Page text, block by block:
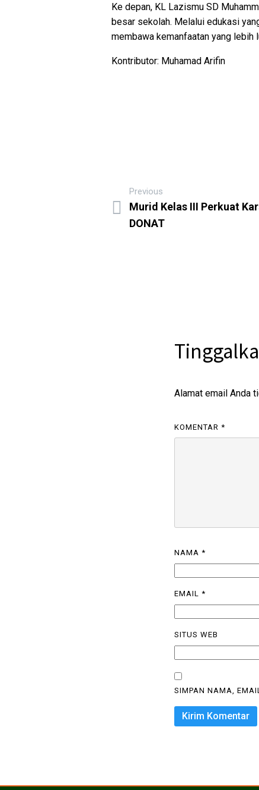
Ke depan, KL Lazismu SD
besar sekolah. Melalui edukasi
membawa kemanfaatan yang lebih
Kontributor: Muhamad Arifin
Previous
Murid Kelas III Perkuat
DONAT
Alamat email Anda
KOMENTAR *
NAMA *
EMAIL *
SITUS WEB
SIMPAN NAMA,